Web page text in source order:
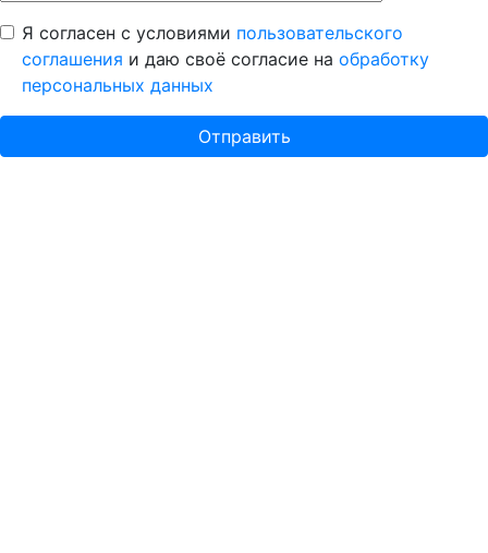
Я согласен с условиями пользовательского
соглашения и даю своё согласие на обработку
персональных данных